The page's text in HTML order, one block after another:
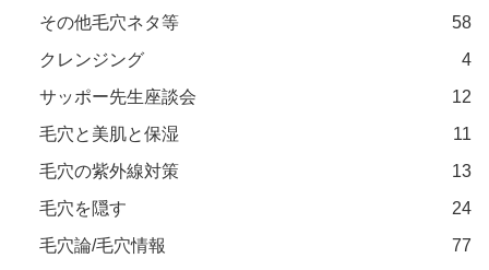
その他毛穴ネタ等
58
クレンジング
4
サッポー先生座談会
12
毛穴と美肌と保湿
11
毛穴の紫外線対策
13
毛穴を隠す
24
毛穴論/毛穴情報
77